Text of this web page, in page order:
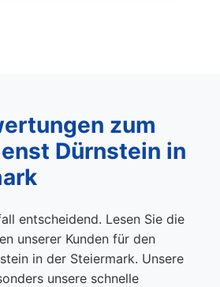
zum
Dürnstein in
entscheidend. Lesen Sie die
unserer Kunden für den
in der Steiermark. Unsere
unsere schnelle